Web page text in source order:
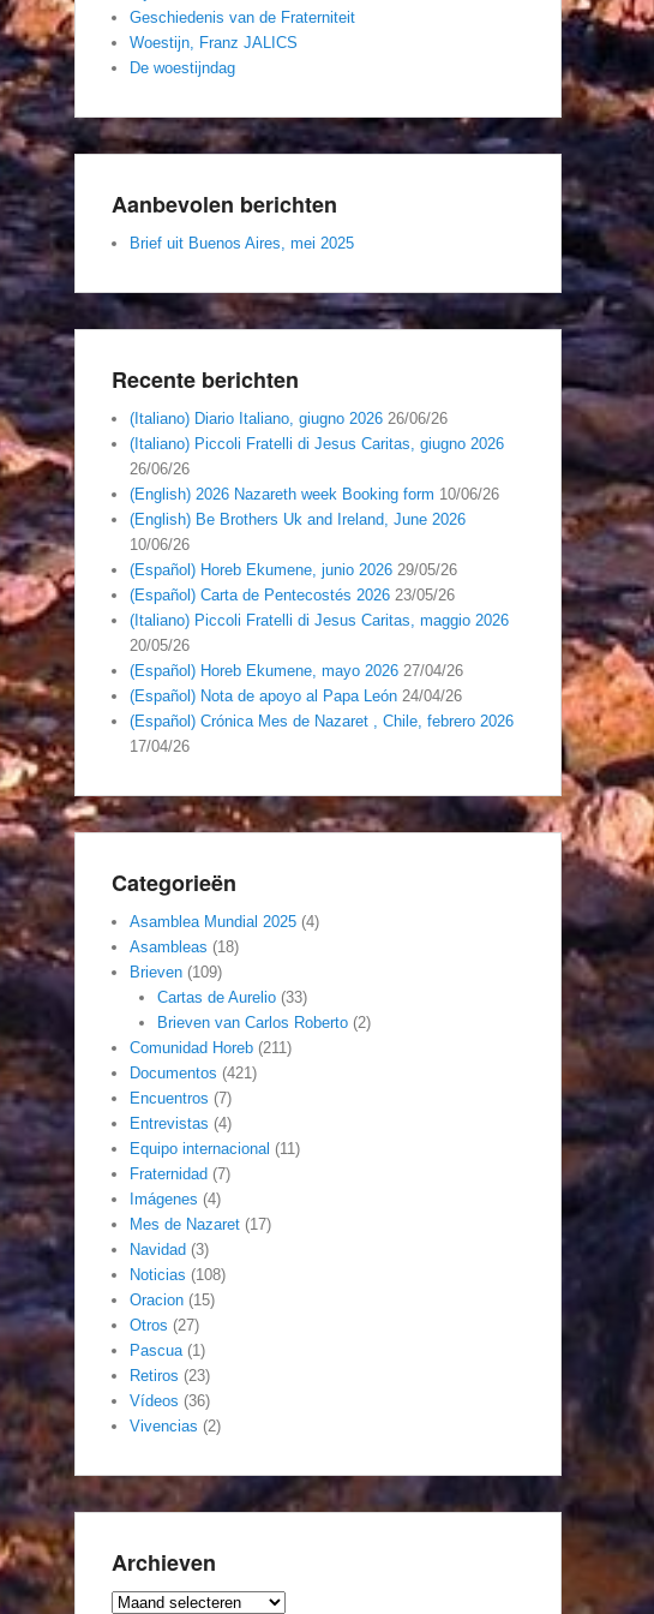
Geschiedenis van de Fraterniteit
Woestijn, Franz JALICS
De woestijndag
Aanbevolen berichten
Brief uit Buenos Aires, mei 2025
Recente berichten
(Italiano) Diario Italiano, giugno 2026 26/06/26
(Italiano) Piccoli Fratelli di Jesus Caritas, giugno 2026
26/06/26
(English) 2026 Nazareth week Booking form 10/06/26
(English) Be Brothers Uk and Ireland, June 2026
10/06/26
(Español) Horeb Ekumene, junio 2026 29/05/26
(Español) Carta de Pentecostés 2026 23/05/26
(Italiano) Piccoli Fratelli di Jesus Caritas, maggio 2026
20/05/26
(Español) Horeb Ekumene, mayo 2026 27/04/26
(Español) Nota de apoyo al Papa León 24/04/26
(Español) Crónica Mes de Nazaret , Chile, febrero 2026
17/04/26
Categorieën
Asamblea Mundial 2025 (4)
Asambleas (18)
Brieven (109)
Cartas de Aurelio(33)
Brieven van Carlos Roberto(2)
Comunidad Horeb (211)
Documentos (421)
Encuentros (7)
Entrevistas (4)
Equipo internacional (11)
Fraternidad (7)
Imágenes (4)
Mes de Nazaret (17)
Navidad (3)
Noticias (108)
Oracion (15)
Otros (27)
Pascua(1)
Retiros (23)
Vídeos (36)
Vivencias (2)
Archieven
Archieven